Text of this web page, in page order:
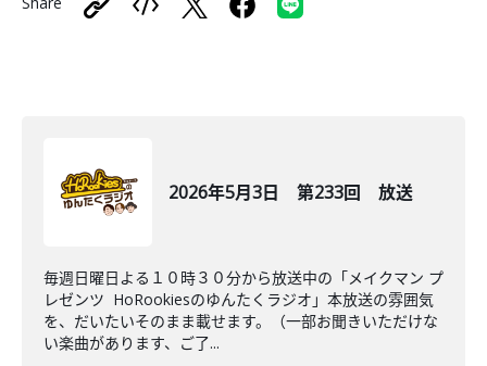
2026年5月3日 第233回 放送
毎週日曜日よる１０時３０分から放送中の「メイクマン プ
レゼンツ HoRookiesのゆんたくラジオ」本放送の雰囲気
を、だいたいそのまま載せます。（一部お聞きいただけな
い楽曲があります、ご了...